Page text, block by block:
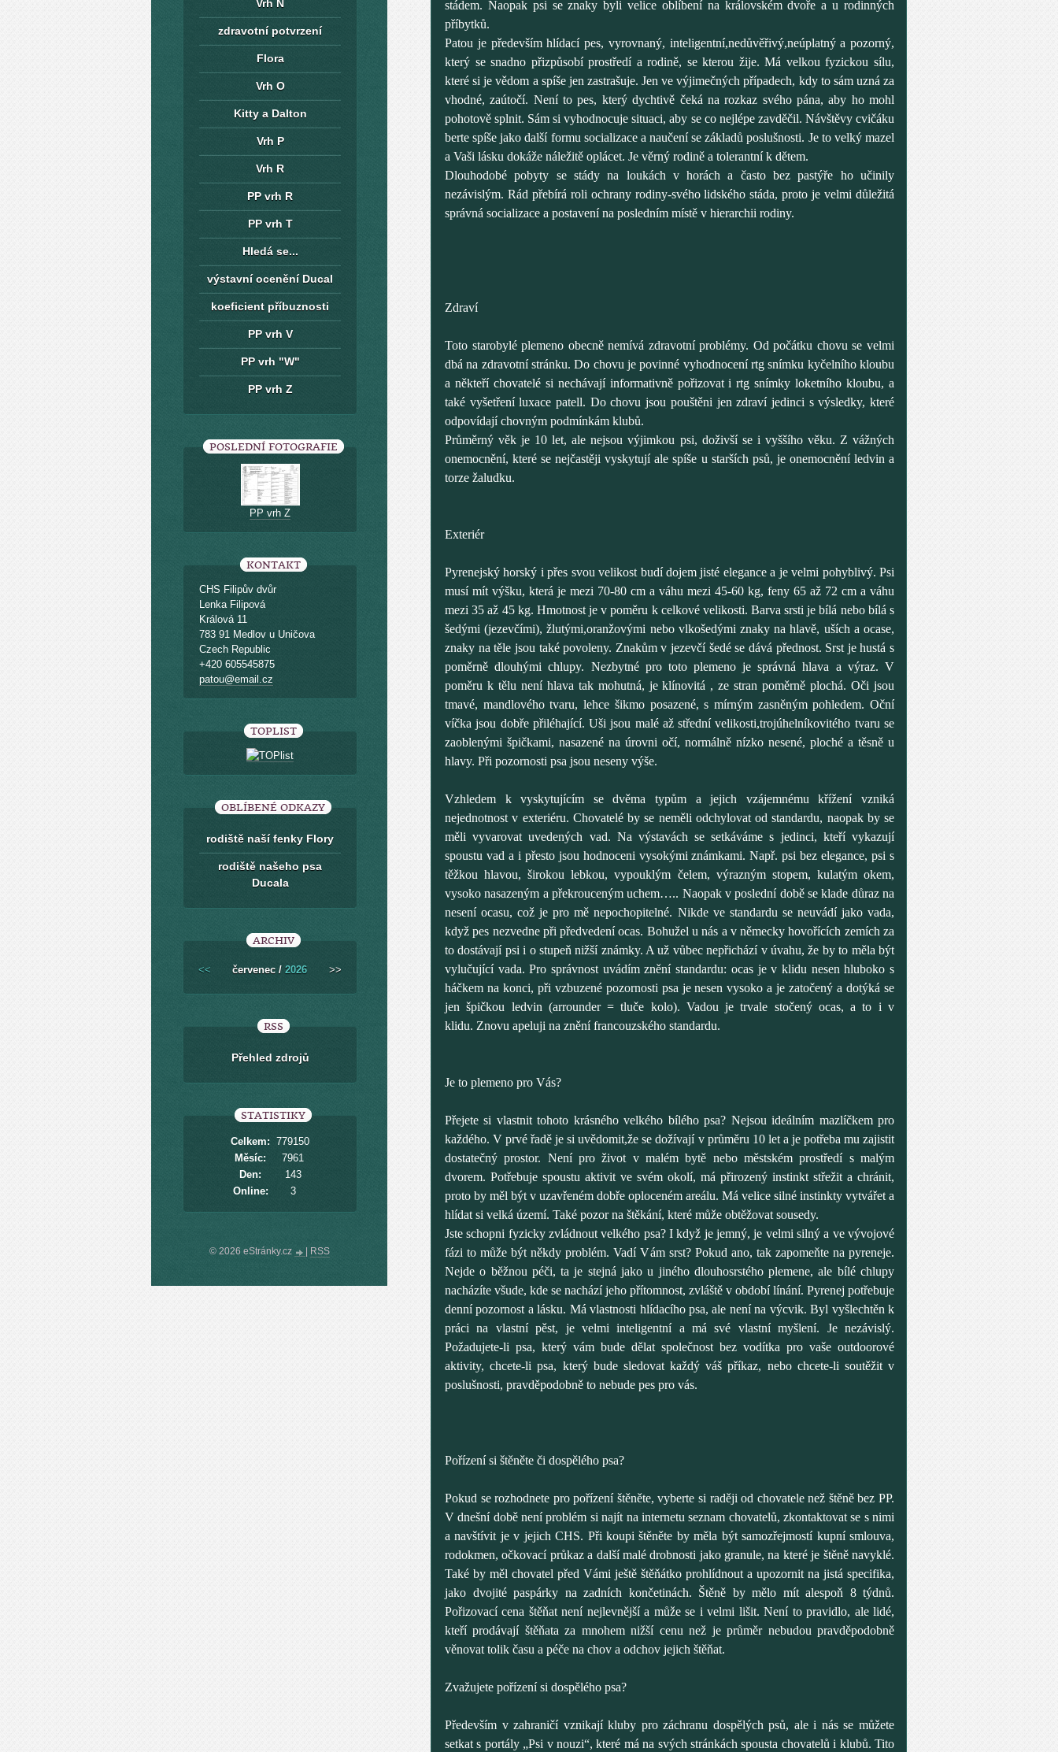
stádem. Naopak psi se znaky byli velice oblíbení na královském dvoře a u rodinných
příbytků.
Patou je především hlídací pes, vyrovnaný, inteligentní,nedůvěřivý,neúplatný a pozorný,
který se snadno přizpůsobí prostředí a rodině, se kterou žije. Má velkou fyzickou sílu,
které si je vědom a spíše jen zastrašuje. Jen ve výjimečných případech, kdy to sám uzná za
vhodné, zaútočí. Není to pes, který dychtivě čeká na rozkaz svého pána, aby ho mohl
pohotově splnit. Sám si vyhodnocuje situaci, aby se co nejlépe zavděčil. Návštěvy cvičáku
berte spíše jako další formu socializace a naučení se základů poslušnosti. Je to velký mazel
a Vaši lásku dokáže náležitě oplácet. Je věrný rodině a tolerantní k dětem.
Dlouhodobé pobyty se stády na loukách v horách a často bez pastýře ho učinily
nezávislým. Rád přebírá roli ochrany rodiny-svého lidského stáda, proto je velmi důležitá
správná socializace a postavení na posledním místě v hierarchii rodiny.
Zdraví
Toto starobylé plemeno obecně nemívá zdravotní problémy. Od počátku chovu se velmi
dbá na zdravotní stránku. Do chovu je povinné vyhodnocení rtg snímku kyčelního kloubu
a někteří chovatelé si nechávají informativně pořizovat i rtg snímky loketního kloubu, a
také vyšetření luxace patell. Do chovu jsou pouštěni jen zdraví jedinci s výsledky, které
odpovídají chovným podmínkám klubů.
Průměrný věk je 10 let, ale nejsou výjimkou psi, doživší se i vyššího věku. Z vážných
onemocnění, které se nejčastěji vyskytují ale spíše u starších psů, je onemocnění ledvin a
torze žaludku.
Exteriér
Pyrenejský horský i přes svou velikost budí dojem jisté elegance a je velmi pohyblivý. Psi
musí mít výšku, která je mezi 70-80 cm a váhu mezi 45-60 kg, feny 65 až 72 cm a váhu
mezi 35 až 45 kg. Hmotnost je v poměru k celkové velikosti. Barva srsti je bílá nebo bílá s
šedými (jezevčími), žlutými,oranžovými nebo vlkošedými znaky na hlavě, uších a ocase,
znaky na těle jsou také povoleny. Znakům v jezevčí šedé se dává přednost. Srst je hustá s
poměrně dlouhými chlupy. Nezbytné pro toto plemeno je správná hlava a výraz. V
poměru k tělu není hlava tak mohutná, je klínovitá , ze stran poměrně plochá. Oči jsou
tmavé, mandlového tvaru, lehce šikmo posazené, s mírným zasněným pohledem. Oční
víčka jsou dobře přiléhající. Uši jsou malé až střední velikosti,trojúhelníkovitého tvaru se
zaoblenými špičkami, nasazené na úrovni očí, normálně nízko nesené, ploché a těsně u
hlavy. Při pozornosti psa jsou neseny výše.
Vzhledem k vyskytujícím se dvěma typům a jejich vzájemnému křížení vzniká
nejednotnost v exteriéru. Chovatelé by se neměli odchylovat od standardu, naopak by se
měli vyvarovat uvedených vad. Na výstavách se setkáváme s jedinci, kteří vykazují
spoustu vad a i přesto jsou hodnoceni vysokými známkami. Např. psi bez elegance, psi s
těžkou hlavou, širokou lebkou, vypouklým čelem, výrazným stopem, kulatým okem,
vysoko nasazeným a překrouceným uchem….. Naopak v poslední době se klade důraz na
nesení ocasu, což je pro mě nepochopitelné. Nikde ve standardu se neuvádí jako vada,
když pes nezvedne při předvedení ocas. Bohužel u nás a v německy hovořících zemích za
to dostávají psi i o stupeň nižší známky. A už vůbec nepřichází v úvahu, že by to měla být
vylučující vada. Pro správnost uvádím znění standardu: ocas je v klidu nesen hluboko s
háčkem na konci, při vzbuzené pozornosti psa je nesen vysoko a je zatočený a dotýká se
jen špičkou ledvin (arrounder = tluče kolo). Vadou je trvale stočený ocas, a to i v
klidu. Znovu apeluji na znění francouzského standardu.
Je to plemeno pro Vás?
Přejete si vlastnit tohoto krásného velkého bílého psa? Nejsou ideálním mazlíčkem pro
každého. V prvé řadě je si uvědomit,že se dožívají v průměru 10 let a je potřeba mu zajistit
dostatečný prostor. Není pro život v malém bytě nebo městském prostředí s malým
dvorem. Potřebuje spoustu aktivit ve svém okolí, má přirozený instinkt střežit a chránit,
proto by měl být v uzavřeném dobře oploceném areálu. Má velice silné instinkty vytvářet a
hlídat si velká území. Také pozor na štěkání, které může obtěžovat sousedy.
Jste schopni fyzicky zvládnout velkého psa? I když je jemný, je velmi silný a ve vývojové
fázi to může být někdy problém. Vadí Vám srst? Pokud ano, tak zapomeňte na pyreneje.
Nejde o běžnou péči, ta je stejná jako u jiného dlouhosrstého plemene, ale bílé chlupy
nacházíte všude, kde se nachází jeho přítomnost, zvláště v období línání. Pyrenej potřebuje
denní pozornost a lásku. Má vlastnosti hlídacího psa, ale není na výcvik. Byl vyšlechtěn k
práci na vlastní pěst, je velmi inteligentní a má své vlastní myšlení. Je nezávislý.
Požadujete-li psa, který vám bude dělat společnost bez vodítka pro vaše outdoorové
aktivity, chcete-li psa, který bude sledovat každý váš příkaz, nebo chcete-li soutěžit v
poslušnosti, pravděpodobně to nebude pes pro vás.
Pořízení si štěněte či dospělého psa?
Pokud se rozhodnete pro pořízení štěněte, vyberte si raději od chovatele než štěně bez PP.
V dnešní době není problém si najít na internetu seznam chovatelů, zkontaktovat se s nimi
a navštívit je v jejich CHS. Při koupi štěněte by měla být samozřejmostí kupní smlouva,
rodokmen, očkovací průkaz a další malé drobnosti jako granule, na které je štěně navyklé.
Také by měl chovatel před Vámi ještě štěňátko prohlídnout a upozornit na jistá specifika,
jako dvojité paspárky na zadních končetinách. Štěně by mělo mít alespoň 8 týdnů.
Pořizovací cena štěňat není nejlevnější a může se i velmi lišit. Není to pravidlo, ale lidé,
kteří prodávají štěňata za mnohem nižší cenu než je průměr nebudou pravděpodobně
věnovat tolik času a péče na chov a odchov jejich štěňat.
Zvažujete pořízení si dospělého psa?
Především v zahraničí vznikají kluby pro záchranu dospělých psů, ale i nás se můžete
setkat s portály „Psi v nouzi“, které má na svých stránkách spousta chovatelů i klubů. Tito
Vrh N
zdravotní potvrzení
Flora
Vrh O
Kitty a Dalton
Vrh P
Vrh R
PP vrh R
PP vrh T
Hledá se...
výstavní ocenění Ducal
koeficient příbuznosti
PP vrh V
PP vrh "W"
PP vrh Z
POSLEDNÍ FOTOGRAFIE
PP vrh Z
KONTAKT
CHS Filipův dvůr
Lenka Filipová
Králová 11
783 91 Medlov u Uničova
Czech Republic
+420 605545875
patou@email.cz
TOPLIST
OBLÍBENÉ ODKAZY
rodiště naší fenky Flory
rodiště našeho psa
Ducala
ARCHIV
<< červenec / 2026 >>
RSS
Přehled zdrojů
STATISTIKY
Online: 3
Celkem: 779150
Měsíc:
7961
Den:
143
© 2026 eStránky.cz RSS